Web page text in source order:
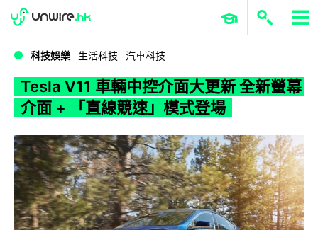
WWDC 2026 ERP 與商業 AI
科技娛樂 生活科技 汽車科技
Tesla V11 車輛中控介面大更新 全新螢幕
介面 + 「直線競速」模式登場